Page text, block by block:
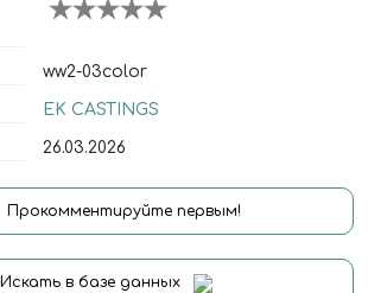
ww2-03color
EK CASTINGS
26.03.2026
Прокомментируйте первым!
Искать в базе данных